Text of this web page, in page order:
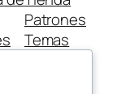
Patrones
Temas